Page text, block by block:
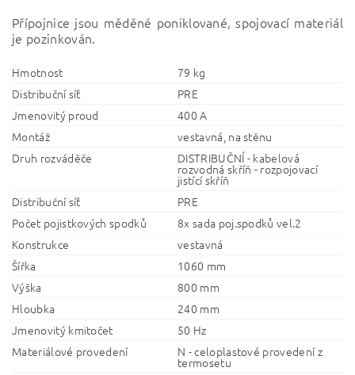
Přípojnice jsou měděné poniklované, spojovací materiál
je pozinkován.
Hmotnost
79 kg
Distribuční síť
PRE
Jmenovitý proud
400 A
Montáž
vestavná, na stěnu
Druh rozváděče
DISTRIBUČNÍ - kabelová
rozvodná skříň - rozpojovací
jistící skříň
Distribuční síť
PRE
Počet pojistkových spodků
8x sada poj.spodků vel.2
Konstrukce
vestavná
Šířka
1060 mm
Výška
800 mm
Hloubka
240 mm
Jmenovitý kmitočet
50 Hz
Materiálové provedení
N - celoplastové provedení z
termosetu